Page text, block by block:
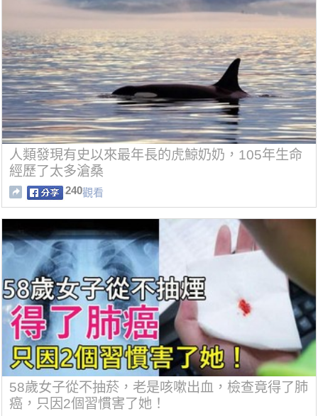
人類發現有史以來最年長的虎鯨奶奶，105年生命
經歷了太多滄桑
240觀看
58歲女子從不抽菸，老是咳嗽出血，檢查竟得了肺
癌，只因2個習慣害了她！